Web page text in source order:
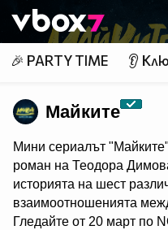
👾
🎉 PARTY TIME 👂
Майките
Мини сериалът
роман на Теодора
историята на шест
взаимоотношенията
Гледайте от 20 март по